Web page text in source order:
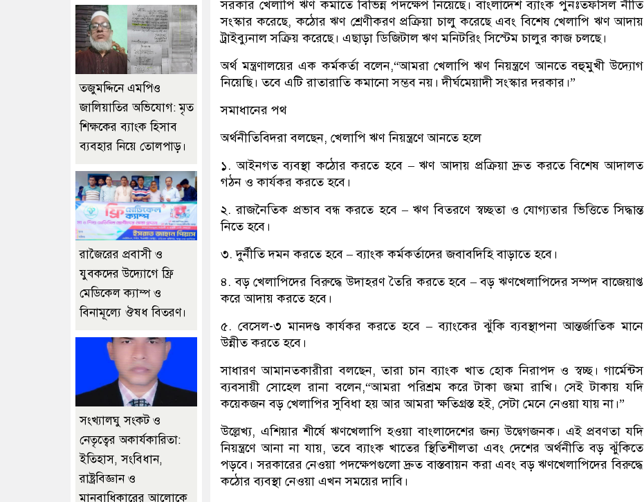
সরকার খেলাপি ঋণ কমাতে বিভিন্ন পদক্ষেপ নিয়েছে। বাংলাদেশ ব্যাংক পুনঃতফসিল নীতি
সংস্কার করেছে, কঠোর ঋণ শ্রেণীকরণ প্রক্রিয়া চালু করেছে এবং বিশেষ খেলাপি ঋণ আদায়
ট্রাইব্যুনাল সক্রিয় করেছে। এছাড়া ডিজিটাল ঋণ মনিটরিং সিস্টেম চালুর কাজ চলছে।
অর্থ মন্ত্রণালয়ের এক কর্মকর্তা বলেন,“আমরা খেলাপি ঋণ নিয়ন্ত্রণে আনতে বহুমুখী উদ্যোগ
নিয়েছি। তবে এটি রাতারাতি কমানো সম্ভব নয়। দীর্ঘমেয়াদী সংস্কার দরকার।”
সমাধানের পথ
অর্থনীতিবিদরা বলছেন, খেলাপি ঋণ নিয়ন্ত্রণে আনতে হলে
১. আইনগত ব্যবস্থা কঠোর করতে হবে – ঋণ আদায় প্রক্রিয়া দ্রুত করতে বিশেষ আদালত
গঠন ও কার্যকর করতে হবে।
২. রাজনৈতিক প্রভাব বন্ধ করতে হবে – ঋণ বিতরণে স্বচ্ছতা ও যোগ্যতার ভিত্তিতে সিদ্ধান্ত
নিতে হবে।
৩. দুর্নীতি দমন করতে হবে – ব্যাংক কর্মকর্তাদের জবাবদিহি বাড়াতে হবে।
৪. বড় খেলাপিদের বিরুদ্ধে উদাহরণ তৈরি করতে হবে – বড় ঋণখেলাপিদের সম্পদ বাজেয়াপ্ত
করে আদায় করতে হবে।
৫. বেসেল-৩ মানদণ্ড কার্যকর করতে হবে – ব্যাংকের ঝুঁকি ব্যবস্থাপনা আন্তর্জাতিক মানে
উন্নীত করতে হবে।
সাধারণ আমানতকারীরা বলছেন, তারা চান ব্যাংক খাত হোক নিরাপদ ও স্বচ্ছ। গার্মেন্টস
ব্যবসায়ী সোহেল রানা বলেন,“আমরা পরিশ্রম করে টাকা জমা রাখি। সেই টাকায় যদি
কয়েকজন বড় খেলাপির সুবিধা হয় আর আমরা ক্ষতিগ্রস্ত হই, সেটা মেনে নেওয়া যায় না।”
উল্লেখ্য, এশিয়ার শীর্ষে ঋণখেলাপি হওয়া বাংলাদেশের জন্য উদ্বেগজনক। এই প্রবণতা যদি
নিয়ন্ত্রণে আনা না যায়, তবে ব্যাংক খাতের স্থিতিশীলতা এবং দেশের অর্থনীতি বড় ঝুঁকিতে
পড়বে। সরকারের নেওয়া পদক্ষেপগুলো দ্রুত বাস্তবায়ন করা এবং বড় ঋণখেলাপিদের বিরুদ্ধে
কঠোর ব্যবস্থা নেওয়া এখন সময়ের দাবি।
তজুমদ্দিনে এমপিও
জালিয়াতির অভিযোগ: মৃত
শিক্ষকের ব্যাংক হিসাব
ব্যবহার নিয়ে তোলপাড়।
রাজৈরের‌ প্রবাসী ও
যুবকদের উদ্যোগে ফ্রি
মেডিকেল ক্যাম্প ও
বিনামূল্যে ঔষধ বিতরণ।
সংখ্যালঘু সংকট ও
নেতৃত্বের অকার্যকারিতা:
ইতিহাস, সংবিধান,
রাষ্ট্রবিজ্ঞান ও
মানবাধিকারের আলোকে